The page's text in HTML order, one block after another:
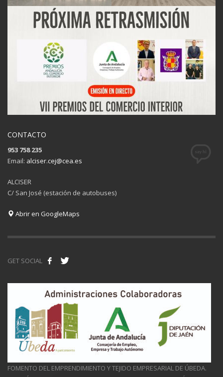
CONTACTO
953 758 235
Email: alciser.cej@cea.es
ALCISER
C/ San José (estación de autobuses)
Abrir en GoogleMaps
GET SOCIAL
FOMENTO DEL EMPRENDIMIENTO Y TEJIDO EMPRESARIAL DE ÚBEDA.